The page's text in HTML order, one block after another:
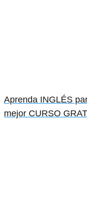
Aprenda INGLÉS
mejor CURSO